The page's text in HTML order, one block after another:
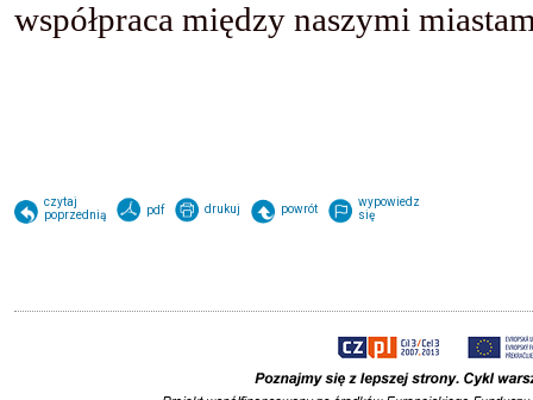
współpraca między naszymi
czytaj
poprzednią
pdf drukuj powrót
wypowiedz
się